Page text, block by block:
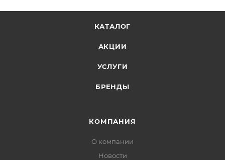
КАТАЛОГ
АКЦИИ
УСЛУГИ
БРЕНДЫ
КОМПАНИЯ
О компании
Новости